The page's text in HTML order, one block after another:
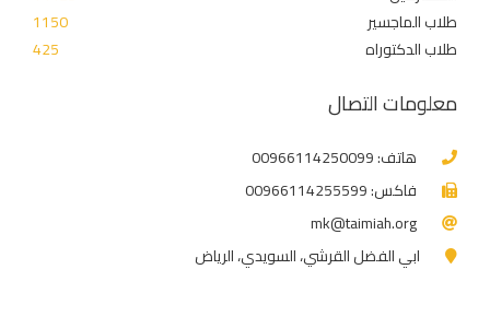
طلاب الماجسير
1150
طلاب الدكتوراه
425
معلومات التصال
هاتف: 00966114250099
فاكس: 00966114255599
mk@taimiah.org
ابي الفضل القرشي، السويدي، الرياض